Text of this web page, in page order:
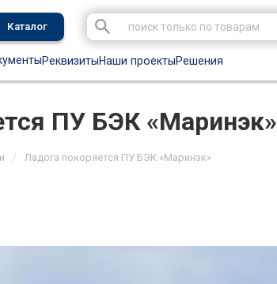
Каталог
РеквизитыНаши проектыРешения
ПУ БЭК «Маринэк»
/ Ладога покоряется ПУ БЭК «Маринэк»